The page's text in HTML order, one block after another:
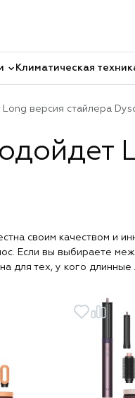
Климатическая
версия стайлера
своим качеством и
Если вы выбираете
для тех, у кого длинные